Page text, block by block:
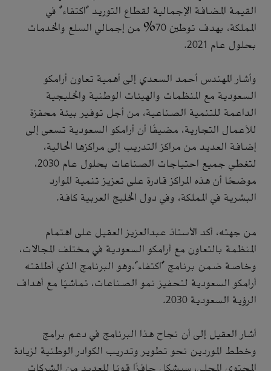
القيمة المضافة الإجمالية لقطاع التوريد "اكتفاء" في
المملكة، بهدف توطين 70% من إجمالي السلع والخدمات
بحلول عام 2021.
‏وأشار المهندس أحمد السعدي إلى أهمية تعاون أرامكو
السعودية مع المنظمات والهيئات الوطنية والخليجية
الداعمة للتنمية الصناعية، من أجل توفير بيئة محفزة
للأعمال التجارية، مضيفًا أن أرامكو السعودية تسعى إلى
إضافة العديد من مراكز التدريب إلى مراكزها الحالية،
لتغطي جميع احتياجات الصناعات بحلول عام 2030،
موضحًا أن هذه المراكز قادرة على تعزيز تنمية الموارد
البشرية في المملكة، وفي دول الخليج العربية كافة.
‏من جهته، أكد الأستاذ عبدالعزيز العقيل على اهتمام
المنظمة بالتعاون مع أرامكو السعودية في مختلف المجالات،
وخاصة ضمن برنامج "اكتفاء"،وهو البرنامج الذي أطلقته
أرامكو السعودية لتحفيز نمو الصناعات، تماشيًا مع أهداف
الرؤية السعودية 2030.
أشار العقيل إلى أن نجاح هذا البرنامج في دعم برامج
وخطط الموردين نحو تطوير وتدريب الكوادر الوطنية لزيادة
المحتوى المحلي، سيشكل حافزًا قويًا للعديد من الشركات